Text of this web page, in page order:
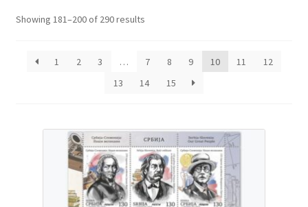
Editions
Showing 181–200 of 290 resultsSorted
1
2 3 … 7 8 9 10 11
12
13
14 15